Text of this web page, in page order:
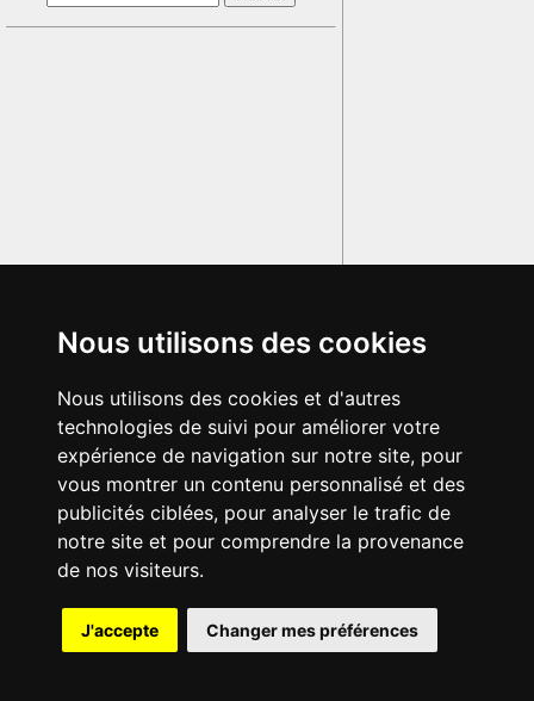
Nous utilisons des cookies
Nous utilisons des cookies et d'autres
technologies de suivi pour améliorer votre
expérience de navigation sur notre site, pour
vous montrer un contenu personnalisé et des
publicités ciblées, pour analyser le trafic de
notre site et pour comprendre la provenance
de nos visiteurs.
J'accepte Changer mes préférences
{{ID:ZACYNTHOS100}} ---CACHE---
© 2003-2029 - Tous droits réservés - Olivetti Media Communication